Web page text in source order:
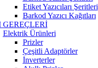
Etiket Yazıcıları Şeritleri
Barkod Yazıcı Kağıtları
GEREÇLERİ
Elektrik Ürünleri
Prizler
Çeşitli Adaptörler
İnverterler